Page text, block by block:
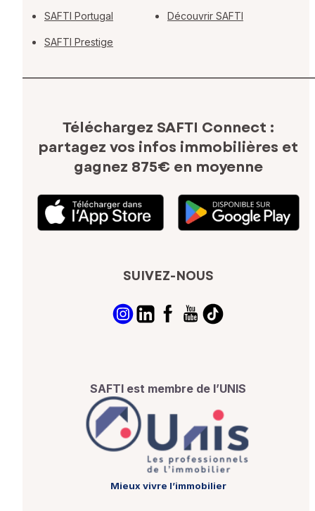
SAFTI Portugal
SAFTI Prestige
Découvrir SAFTI
Téléchargez SAFTI Connect :
partagez vos infos immobilières et
gagnez 875€ en moyenne
SUIVEZ-NOUS
SAFTI est membre de l’UNIS
Mieux vivre l’immobilier